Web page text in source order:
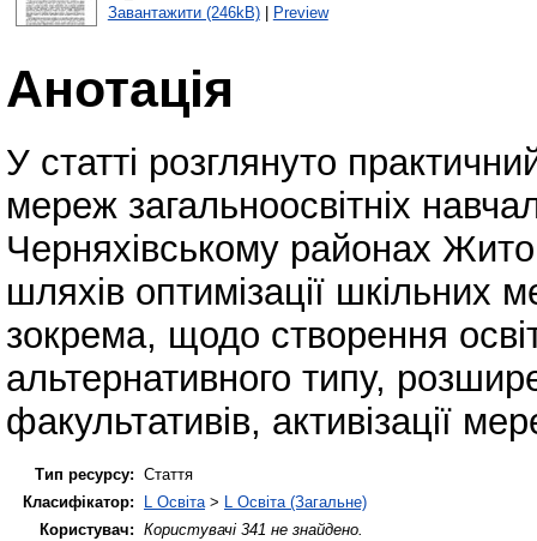
Завантажити (246kB)| Preview
Анотація
У статті розглянуто
мереж загальноосвітніх
Черняхівському районах
шляхів оптимізації шкільних
зокрема, щодо створення
альтернативного типу,
факультативів, активізації
Тип ресурсу: Стаття
Класифікатор:
L Освіта > L Освіта (Загальне)
Користувач: Користувачі 341 не знайдено.